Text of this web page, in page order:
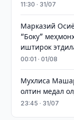
11:30 · 31/07
Марказий
“Боку”
иштирок
00:01 · 01/08
Мухлиса
олтин медал
23:45 · 31/07